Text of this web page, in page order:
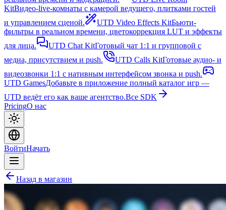
KitВидео-live-комнаты с камерой ведущего, плитками гостей
и управлением сценой.
UTD Video Effects KitБьюти-
фильтры в реальном времени, цветокоррекция LUT и эффекты
для лица.
UTD Chat KitГотовый чат 1:1 и групповой с
медиа, присутствием и push.
UTD Calls KitГотовые аудио- и
видеозвонки 1:1 с нативным интерфейсом звонка и push.
UTD GamesДобавьте в приложение полный каталог игр —
UTD ведёт его как ваше агентство.Все SDK
PricingО нас
ВойтиНачать
Назад в магазин